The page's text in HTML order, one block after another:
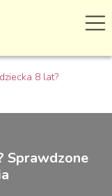
8 lat?
Sprawdzone